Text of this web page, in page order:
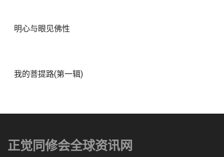
明心与眼见佛性
我的菩提路(第一辑)
正觉同修会全球资讯网